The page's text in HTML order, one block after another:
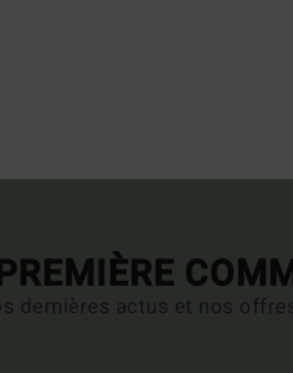
dernières actus et nos